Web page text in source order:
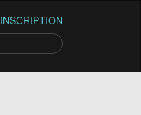
INSCRIPTION